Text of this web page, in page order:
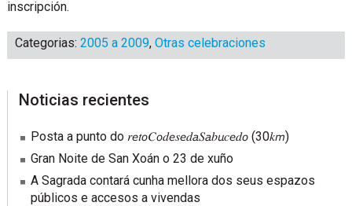
inscripción.
Categorias: 2005 a 2009, Otras celebraciones
sidebar
Blog
Noticias recientes
Posta a punto do 𝑟𝘦𝑡𝘰𝐶𝘰𝑑𝘦𝑠𝘦𝑑𝘢𝑆𝘢𝑏𝘶𝑐𝘦𝑑𝘰 (30𝑘𝘮)
Gran Noite de San Xoán o 23 de xuño
A Sagrada contará cunha mellora dos seus espazos
públicos e accesos a vivendas